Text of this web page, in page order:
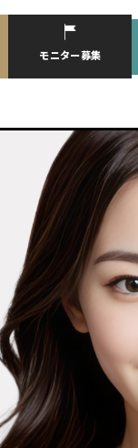
モニター募集